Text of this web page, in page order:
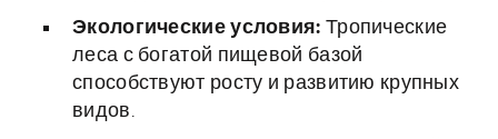
Экологические условия: Тропические
леса с богатой пищевой базой
способствуют росту и развитию крупных
видов.